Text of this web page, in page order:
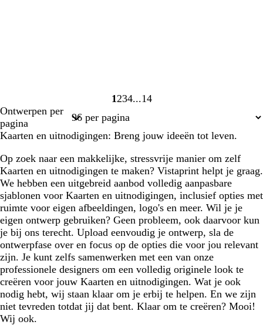
Pagina
1
1Pagina
2
2Pagina
3
3Pagina
4
4
Pagina
14
Ontwerpen per
pagina
Kaarten en uitnodigingen: Breng jouw ideeën tot leven.
Op zoek naar een makkelijke, stressvrije manier om zelf
Kaarten en uitnodigingen te maken? Vistaprint helpt je graag.
We hebben een uitgebreid aanbod volledig aanpasbare
sjablonen voor Kaarten en uitnodigingen, inclusief opties met
ruimte voor eigen afbeeldingen, logo's en meer. Wil je je
eigen ontwerp gebruiken? Geen probleem, ook daarvoor kun
je bij ons terecht. Upload eenvoudig je ontwerp, sla de
ontwerpfase over en focus op de opties die voor jou relevant
zijn. Je kunt zelfs samenwerken met een van onze
professionele designers om een volledig originele look te
creëren voor jouw Kaarten en uitnodigingen. Wat je ook
nodig hebt, wij staan klaar om je erbij te helpen. En we zijn
niet tevreden totdat jij dat bent. Klaar om te creëren? Mooi!
Wij ook.